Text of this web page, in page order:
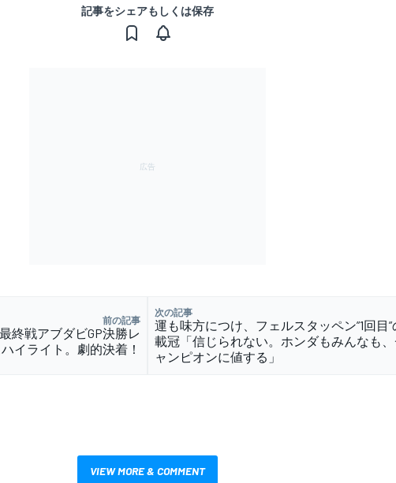
記事をシェアもしくは保存
前の記事
最終戦アブダビGP決勝レ
イライト。劇的決着！
次の記事
運も味方につけ、フェルスタッペン”1回目”
載冠「信じられない。ホンダもみんなも
ャンピオンに値する」
VIEW MORE & COMMENT